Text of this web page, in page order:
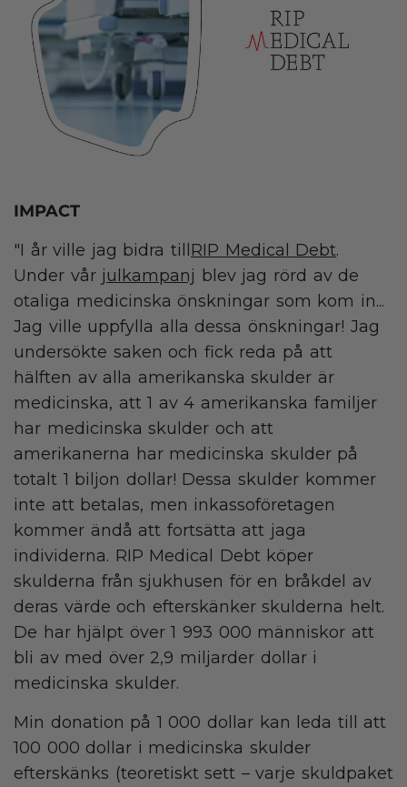
IMPACT
"I år ville jag bidra tillRIP Medical Debt.
Under vår julkampanj blev jag rörd av de
otaliga medicinska önskningar som kom in...
Jag ville uppfylla alla dessa önskningar! Jag
undersökte saken och fick reda på att
hälften av alla amerikanska skulder är
medicinska, att 1 av 4 amerikanska familjer
har medicinska skulder och att
amerikanerna har medicinska skulder på
totalt 1 biljon dollar! Dessa skulder kommer
inte att betalas, men inkassoföretagen
kommer ändå att fortsätta att jaga
individerna. RIP Medical Debt köper
skulderna från sjukhusen för en bråkdel av
deras värde och efterskänker skulderna helt.
De har hjälpt över 1 993 000 människor att
bli av med över 2,9 miljarder dollar i
medicinska skulder.
Min donation på 1 000 dollar kan leda till att
100 000 dollar i medicinska skulder
efterskänks (teoretiskt sett – varje skuldpaket